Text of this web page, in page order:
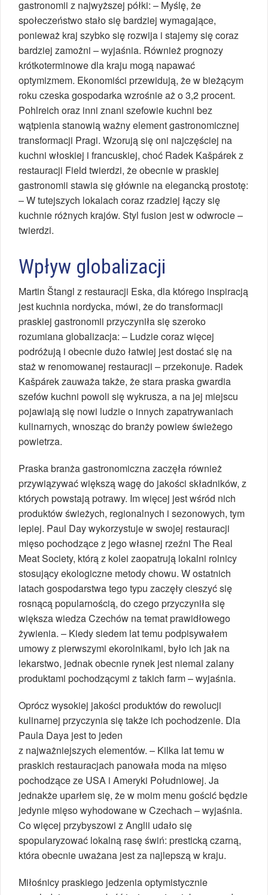
gastronomii z najwyższej półki: – Myślę, że
społeczeństwo stało się bardziej wymagające,
ponieważ kraj szybko się rozwija i stajemy się coraz
bardziej zamożni – wyjaśnia. Również prognozy
krótkoterminowe dla kraju mogą napawać
optymizmem. Ekonomiści przewidują, że w bieżącym
roku czeska gospodarka wzrośnie aż o 3,2 procent.
Pohlreich oraz inni znani szefowie kuchni bez
wątpienia stanowią ważny element gastronomicznej
transformacji Pragi. Wzorują się oni najczęściej na
kuchni włoskiej i francuskiej, choć Radek Kašpárek z
restauracji Field twierdzi, że obecnie w praskiej
gastronomii stawia się głównie na elegancką prostotę:
– W tutejszych lokalach coraz rzadziej łączy się
kuchnie różnych krajów. Styl fusion jest w odwrocie –
twierdzi.
Wpływ globalizacji
Martin Štangl z restauracji Eska, dla którego inspiracją
jest kuchnia nordycka, mówi, że do transformacji
praskiej gastronomii przyczyniła się szeroko
rozumiana globalizacja: – Ludzie coraz więcej
podróżują i obecnie dużo łatwiej jest dostać się na
staż w renomowanej restauracji – przekonuje. Radek
Kašpárek zauważa także, że stara praska gwardia
szefów kuchni powoli się wykrusza, a na jej miejscu
pojawiają się nowi ludzie o innych zapatrywaniach
kulinarnych, wnosząc do branży powiew świeżego
powietrza.
Praska branża gastronomiczna zaczęła również
przywiązywać większą wagę do jakości składników, z
których powstają potrawy. Im więcej jest wśród nich
produktów świeżych, regionalnych i sezonowych, tym
lepiej. Paul Day wykorzystuje w swojej restauracji
mięso pochodzące z jego własnej rzeźni The Real
Meat Society, którą z kolei zaopatrują lokalni rolnicy
stosujący ekologiczne metody chowu. W ostatnich
latach gospodarstwa tego typu zaczęły cieszyć się
rosnącą popularnością, do czego przyczyniła się
większa wiedza Czechów na temat prawidłowego
żywienia. – Kiedy siedem lat temu podpisywałem
umowy z pierwszymi ekorolnikami, było ich jak na
lekarstwo, jednak obecnie rynek jest niemal zalany
produktami pochodzącymi z takich farm – wyjaśnia.
Oprócz wysokiej jakości produktów do rewolucji
kulinarnej przyczynia się także ich pochodzenie. Dla
Paula Daya jest to jeden
z najważniejszych elementów. – Kilka lat temu w
praskich restauracjach panowała moda na mięso
pochodzące ze USA i Ameryki Południowej. Ja
jednakże uparłem się, że w moim menu gościć będzie
jedynie mięso wyhodowane w Czechach – wyjaśnia.
Co więcej przybyszowi z Anglii udało się
spopularyzować lokalną rasę świń: presticką czarną,
która obecnie uważana jest za najlepszą w kraju.
Miłośnicy praskiego jedzenia optymistycznie